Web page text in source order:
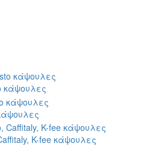
κάψουλες
K-fee κάψουλες